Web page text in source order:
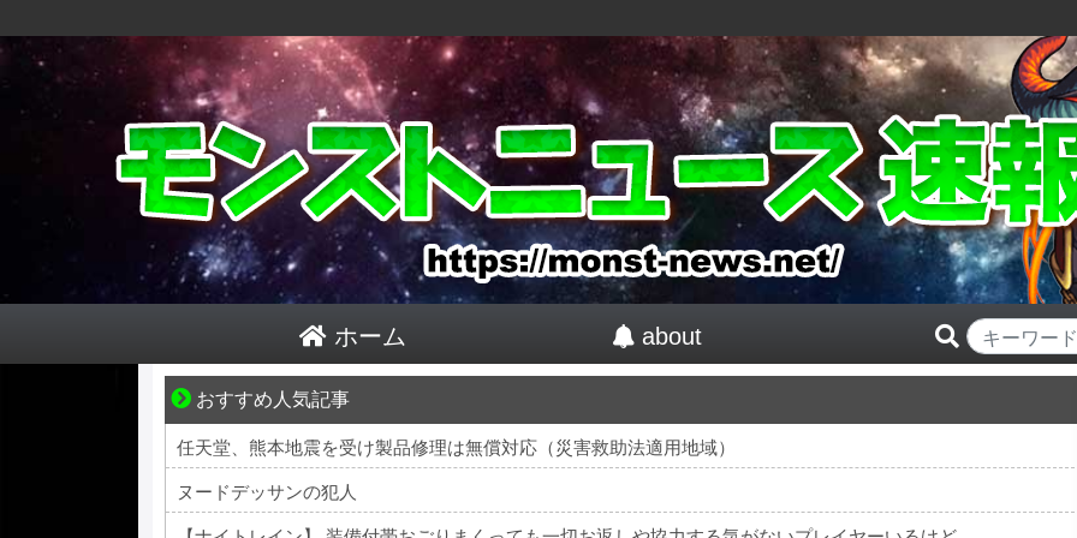
ホーム about
おすすめ人気記事
結婚生活の「当たり前」が壊れる瞬間
任天堂、熊本地震を受け製品修理は無償対応（災害救助法適用地域）
ヌードデッサンの犯人